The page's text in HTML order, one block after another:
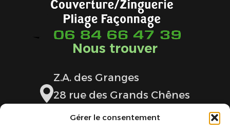
Gérer le consentement
Nous trouver
Z.A. des Granges
28 rue des Grands Chênes
42600 MONTBRISON